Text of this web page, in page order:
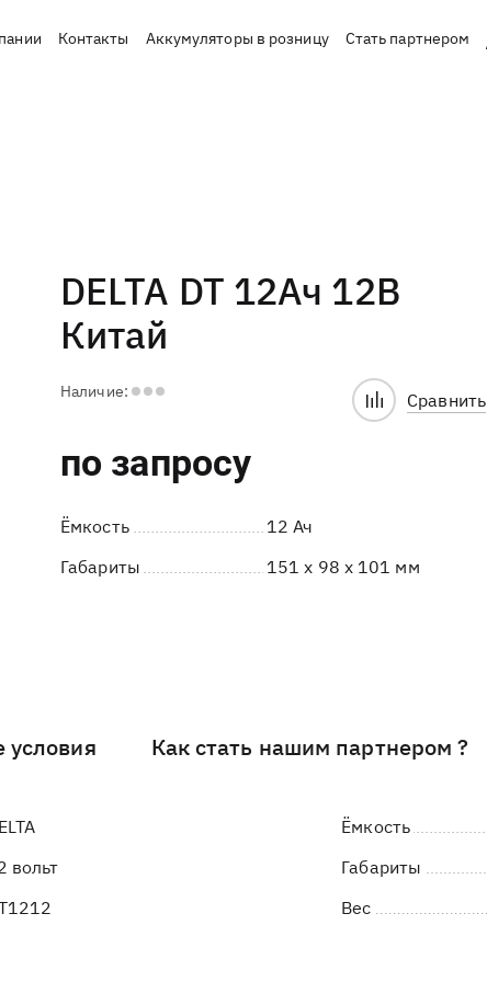
Контакты Аккумуляторы в розницу Стать партнером
DELTA DT 12Ач 12В
Китай
Наличие:
по запросу
Сравнить
Ёмкость
12 Ач
Габариты
151 x 98 x 101 мм
Как стать нашим партнером ?
Ёмкость
вольт Габариты
Вес